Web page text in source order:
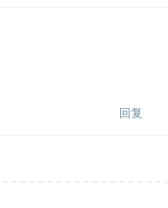
回复